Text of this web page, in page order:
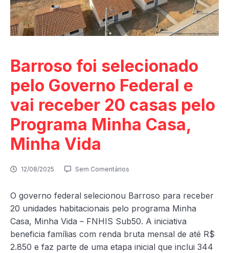
Barroso foi selecionado
pelo Governo Federal e
vai receber 20 casas pelo
Programa Minha Casa,
Minha Vida
12/08/2025 Sem Comentários
O governo federal selecionou Barroso para receber
20 unidades habitacionais pelo programa Minha
Casa, Minha Vida – FNHIS Sub50. A iniciativa
beneficia famílias com renda bruta mensal de até R$
2.850 e faz parte de uma etapa inicial que inclui 344